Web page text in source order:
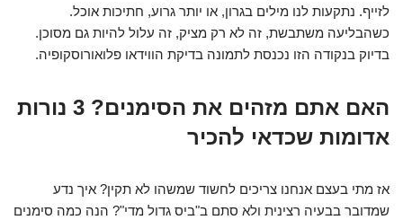
לזייף. נתקעות לנו מילים בגרון, או יותר גרוע, חתיכות אוכל.
כשהבליעה משתבשת, זה לא רק מציק, זה עלול להיות גם מסוכן.
בדיוק בנקודה הזו נכנסת לתמונה בדיקת הווידאו פלואורוסקופיה.
האם אתם מזהים את הסימנים? 3 נורות
אדומות שכדאי להכיר
אז מתי בעצם אנחנו צריכים לחשוד שמשהו לא תקין? איך נדע
שמדובר בבעיה רצינית ולא סתם ב"ביס גדול מדי"? הנה כמה סימנים